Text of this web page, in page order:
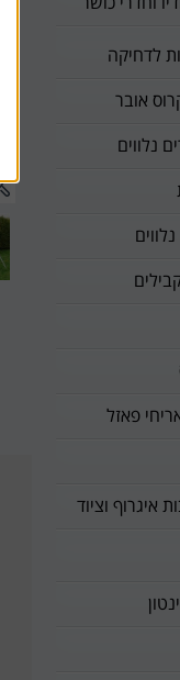
לדחיקה
אובר
נלווים
פאזל
איגרוף וציוד